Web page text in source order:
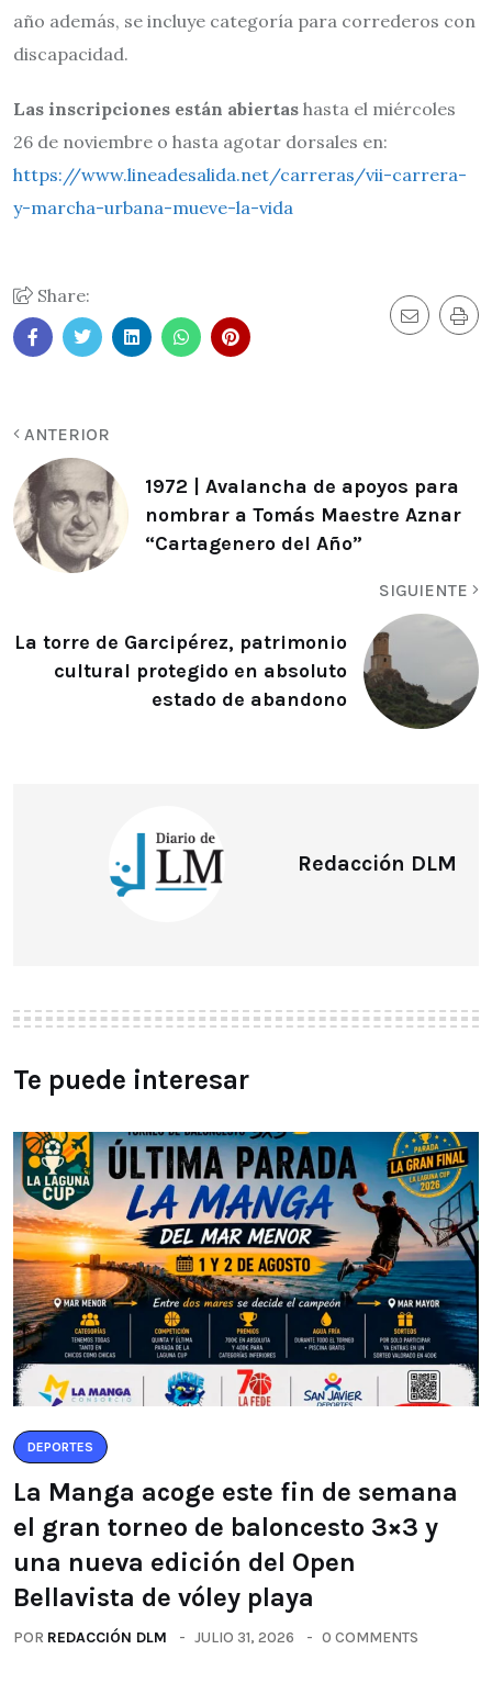
año además, se incluye categoría para correderos con
discapacidad.
Las inscripciones están abiertas hasta el miércoles
26 de noviembre o hasta agotar dorsales en:
https://www.lineadesalida.net/carreras/vii-carrera-
y-marcha-urbana-mueve-la-vida
Share:
ANTERIOR
1972 | Avalancha de apoyos para
nombrar a Tomás Maestre Aznar
“Cartagenero del Año”
SIGUIENTE
La torre de Garcipérez, patrimonio
cultural protegido en absoluto
estado de abandono
Redacción DLM
Te puede interesar
DEPORTES
La Manga acoge este fin de semana
el gran torneo de baloncesto 3×3 y
una nueva edición del Open
Bellavista de vóley playa
POR REDACCIÓN DLM JULIO 31, 2026 0 COMMENTS